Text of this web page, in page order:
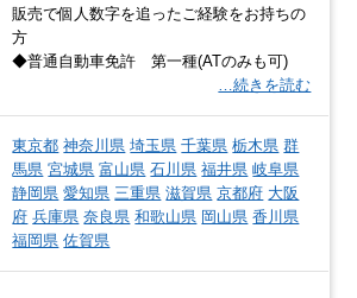
販売で個人数字を追ったご経験をお持ちの
方
◆普通自動車免許 第一種(ATのみも可)
…続きを読む
東京都 神奈川県 埼玉県 千葉県 栃木県 群
馬県 宮城県 富山県 石川県 福井県 岐阜県
静岡県 愛知県 三重県 滋賀県 京都府 大阪
府 兵庫県 奈良県 和歌山県 岡山県 香川県
福岡県 佐賀県